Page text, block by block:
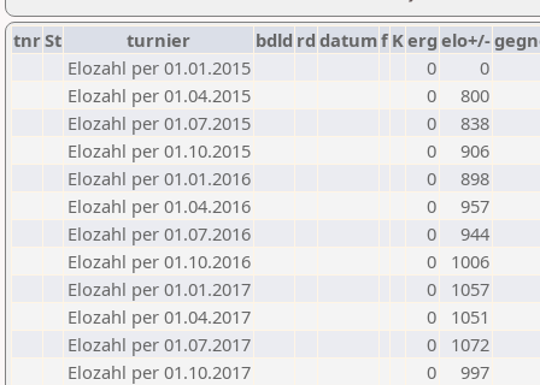
tnrSt turnier bdld rd datumf Kerg elo+/-
Elozahl per 01.01.2015
0
0
Elozahl per 01.04.2015
0
800
Elozahl per 01.07.2015
0
838
Elozahl per 01.10.2015
0
906
Elozahl per 01.01.2016
0
898
Elozahl per 01.04.2016
0
957
Elozahl per 01.07.2016
0
944
Elozahl per 01.10.2016
0
1006
Elozahl per 01.01.2017
0
1057
Elozahl per 01.04.2017
0
1051
Elozahl per 01.07.2017
0
1072
Elozahl per 01.10.2017
0
997